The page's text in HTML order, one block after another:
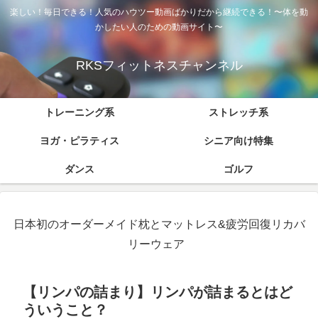
楽しい！毎日できる！人気のハウツー動画ばかりだから継続できる！〜体を動
かしたい人のための動画サイト〜
RKSフィットネスチャンネル
トレーニング系 ストレッチ系
ヨガ・ピラティス シニア向け特集
ダンス ゴルフ
日本初のオーダーメイド枕とマットレス&疲労回復リカバ
リーウェア
【リンパの詰まり】リンパが詰まるとはど
ういうこと？